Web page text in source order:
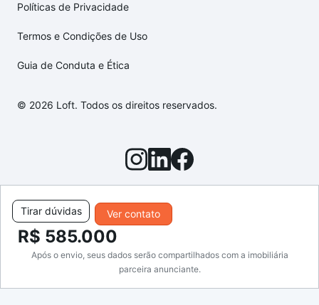
Ver contato
Tirar dúvidas
R$ 585.000
Após o envio, seus dados serão compartilhados com a imobiliária
parceira anunciante.
Políticas de Privacidade
Termos e Condições de Uso
Guia de Conduta e Ética
© 2026 Loft. Todos os direitos reservados.